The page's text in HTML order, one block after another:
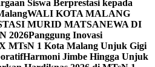
Siswa Berprestasi kepada
WALI KOTA MALANG
MURID MATSANEWA DI
2026Panggung Inovasi
MTsN 1 Kota Malang Unjuk Gigi
Harmoni Jimbe Hingga Unjuk